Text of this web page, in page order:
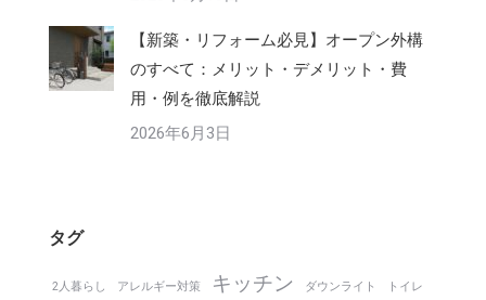
【新築・リフォーム必見】オープン外構
のすべて：メリット・デメリット・費
用・例を徹底解説
2026年6月3日
タグ
2人暮らし アレルギー対策 キッチン ダウンライト トイレ